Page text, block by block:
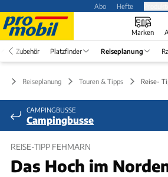
Abo Hefte
Marken
Zubehör Platzfinder Reiseplanung
Reiseplanung Touren & Tipps Reise-
CAMPINGBUSSE
Campingbusse
REISE-TIPP FEHMARN
Das Hoch im